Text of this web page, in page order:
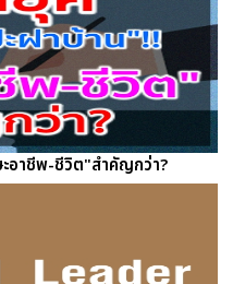
อาชีพ-ชีวิต"สำคัญกว่า?